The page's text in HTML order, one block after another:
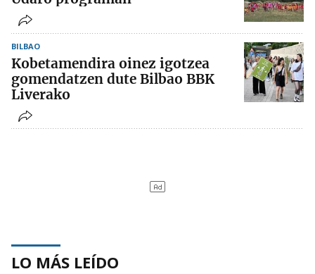
BILBAO
Kobetamendira oinez igotzea
gomendatzen dute Bilbao BBK
Liverako
LO MÁS LEÍDO